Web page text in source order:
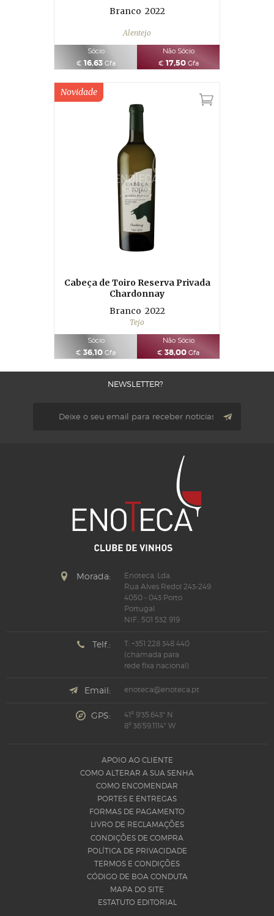
Branco 2022
Alentejo
Sócio
€ 16,63 Gfa
Não Sócio
€ 17,50 Gfa
Novidade
Cabeça de Toiro Reserva Privada
Chardonnay
Branco 2022
Tejo
Sócio
€ 36,10 Gfa
Não Sócio
€ 38,00 Gfa
NEWSLETTER?
Morada:
Enoteca, Lda.
Rua Alves Redol 243-249
4050 - 043 Porto
Portugal
NIF.: 501 532 919
Telf.:
T: +351 228 348 440
(chamada para
rede fixa nacional)
Email: enoteca@enoteca.pt
GPS:
41º 9'35.643" N
8º 36'59.1114" W
APOIO AO CLIENTE
COMO ALTERAR A SUA SENHA
COMO ENCOMENDAR
PORTES E ENTREGAS
FORMAS DE PAGAMENTO
LIVRO DE RECLAMAÇÕES
CONDIÇÕES DE COMPRA
POLÍTICA DE PRIVACIDADE
TERMOS E CONDIÇÕES
CÓDIGO DE BOA CONDUTA
MAPA DO SITE
ESTATUTO EDITORIAL